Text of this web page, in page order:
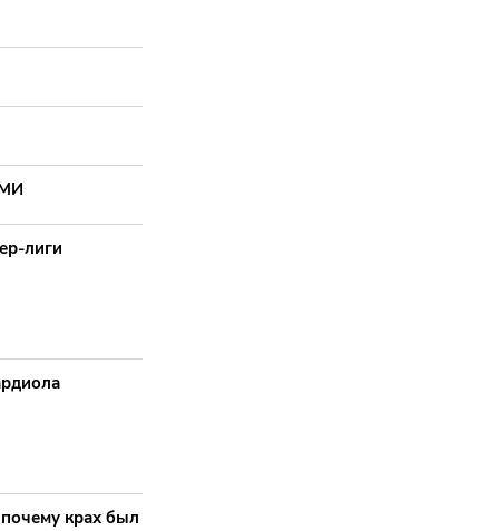
лиги
крах был